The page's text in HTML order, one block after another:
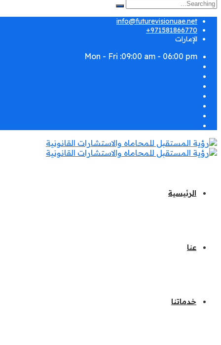
Search
for:
info@futurevisionuae.net
971581866770+
الإمارات
Mon - Fri :09:00 am - 06:00 pm
الرئيسية
عنا
خدماتنا